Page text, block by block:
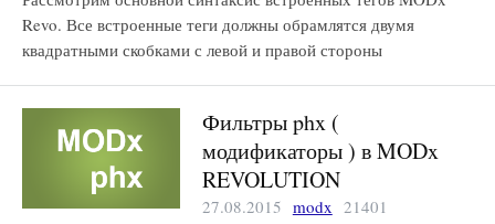
Revo. Все встроенные теги должны обрамлятся двумя
квадратными скобками с левой и правой стороны
Фильтры phx (
модификаторы ) в MODx
REVOLUTION
27.08.2015 modx 21401